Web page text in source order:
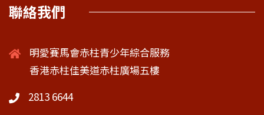
聯絡我們
明愛賽馬會赤柱青少年綜合服務
香港赤柱佳美道赤柱廣場五樓
2813 6644